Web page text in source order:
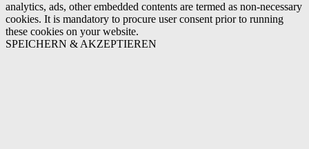
analytics, ads, other embedded contents are termed as non-necessary
cookies. It is mandatory to procure user consent prior to running
these cookies on your website.
SPEICHERN & AKZEPTIEREN